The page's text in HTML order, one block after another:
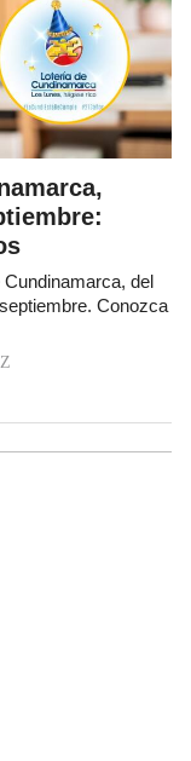
del
Conozca